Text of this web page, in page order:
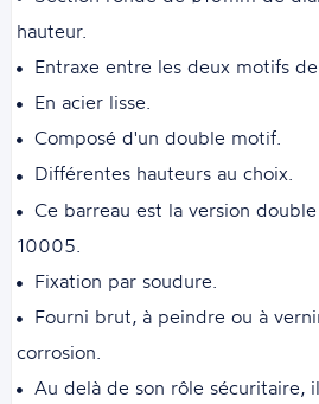
hauteur.
Entraxe entre les deux motifs
En acier lisse.
Composé d'un double motif.
Différentes hauteurs au choix.
Ce barreau est la version
10005.
Fixation par soudure.
Fourni brut, à peindre ou à
corrosion.
Au delà de son rôle sécuritaire,